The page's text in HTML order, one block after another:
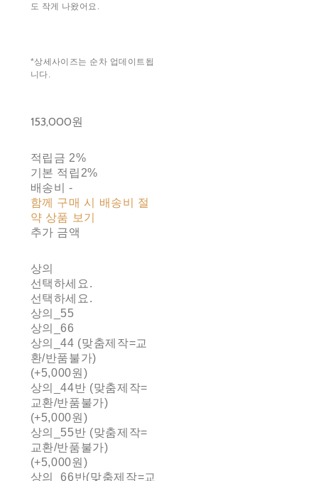
도 작게 나왔어요.
*상세사이즈는 순차 업데이트됩
니다.
153,000원
적립금 2%
기본 적립 2%
배송비-
함께 구매 시 배송비 절
약 상품 보기
추가 금액
상의
선택하세요.
선택하세요.
상의_55
상의_66
상의_44 (맞춤제작=교
환/반품불가)
(+5,000원)
상의_44반 (맞춤제작=
교환/반품불가)
(+5,000원)
상의_55반 (맞춤제작=
교환/반품불가)
(+5,000원)
상의_66반(맞춤제작=교